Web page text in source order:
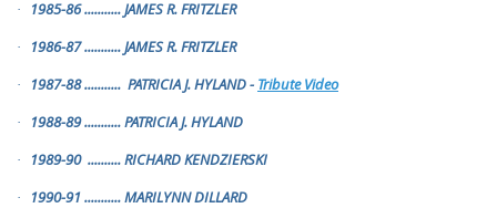
· 1985-86...........JAMES R. FRITZLER
· 1986-87...........JAMES R. FRITZLER
· 1987-88........... PATRICIA J. HYLAND - Tribute Video
· 1988-89...........PATRICIA J. HYLAND
· 1989-90 ..........RICHARD KENDZIERSKI
· 1990-91...........MARILYNN DILLARD